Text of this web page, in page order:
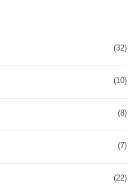
(32)
(10)
(8)
(7)
(22)